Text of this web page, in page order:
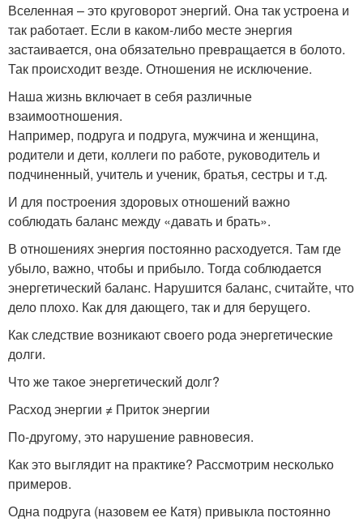
Вселенная – это круговорот энергий. Она так устроена и
так работает. Если в каком-либо месте энергия
застаивается, она обязательно превращается в болото.
Так происходит везде. Отношения не исключение.
Наша жизнь включает в себя различные
взаимоотношения.
Например, подруга и подруга, мужчина и женщина,
родители и дети, коллеги по работе, руководитель и
подчиненный, учитель и ученик, братья, сестры и т.д.
И для построения здоровых отношений важно
соблюдать баланс между «давать и брать».
В отношениях энергия постоянно расходуется. Там где
убыло, важно, чтобы и прибыло. Тогда соблюдается
энергетический баланс. Нарушится баланс, считайте, что
дело плохо. Как для дающего, так и для берущего.
Как следствие возникают своего рода энергетические
долги.
Что же такое энергетический долг?
Расход энергии ≠ Приток энергии
По-другому, это нарушение равновесия.
Как это выглядит на практике? Рассмотрим несколько
примеров.
Одна подруга (назовем ее Катя) привыкла постоянно